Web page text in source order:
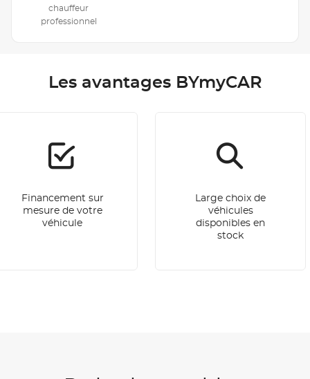
chauffeur
professionnel
Les avantages BYmyCAR
Financement sur
mesure de votre
véhicule
Large choix de
véhicules
disponibles en
stock